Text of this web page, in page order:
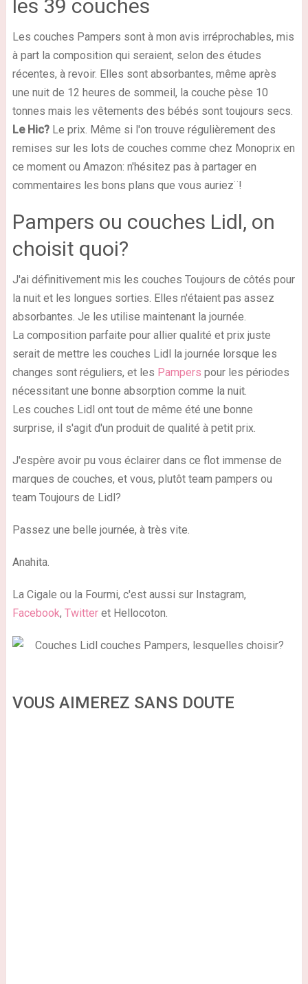
les 39 couches
Les couches Pampers sont à mon avis irréprochables, mis
à part la composition qui seraient, selon des études
récentes, à revoir. Elles sont absorbantes, même après
une nuit de 12 heures de sommeil, la couche pèse 10
tonnes mais les vêtements des bébés sont toujours secs.
Le Hic?Le prix. Même si l'on trouve régulièrement des
remises sur les lots de couches comme chez Monoprix en
ce moment ou Amazon: n'hésitez pas à partager en
commentaires les bons plans que vous auriez¨!
Pampers ou couches Lidl, on
choisit quoi?
J'ai définitivement mis les couches Toujours de côtés pour
la nuit et les longues sorties. Elles n'étaient pas assez
absorbantes. Je les utilise maintenant la journée.
La composition parfaite pour allier qualité et prix juste
serait de mettre les couches Lidl la journée lorsque les
changes sont réguliers, et les Pampers pour les périodes
nécessitant une bonne absorption comme la nuit.
Les couches Lidl ont tout de même été une bonne
surprise, il s'agit d'un produit de qualité à petit prix.
J'espère avoir pu vous éclairer dans ce flot immense de
marques de couches, et vous, plutôt team pampers ou
team Toujours de Lidl?
Passez une belle journée, à très vite.
Anahita.
La Cigale ou la Fourmi, c'est aussi sur Instagram,
Facebook, Twitteret Hellocoton.
VOUS AIMEREZ SANS DOUTE